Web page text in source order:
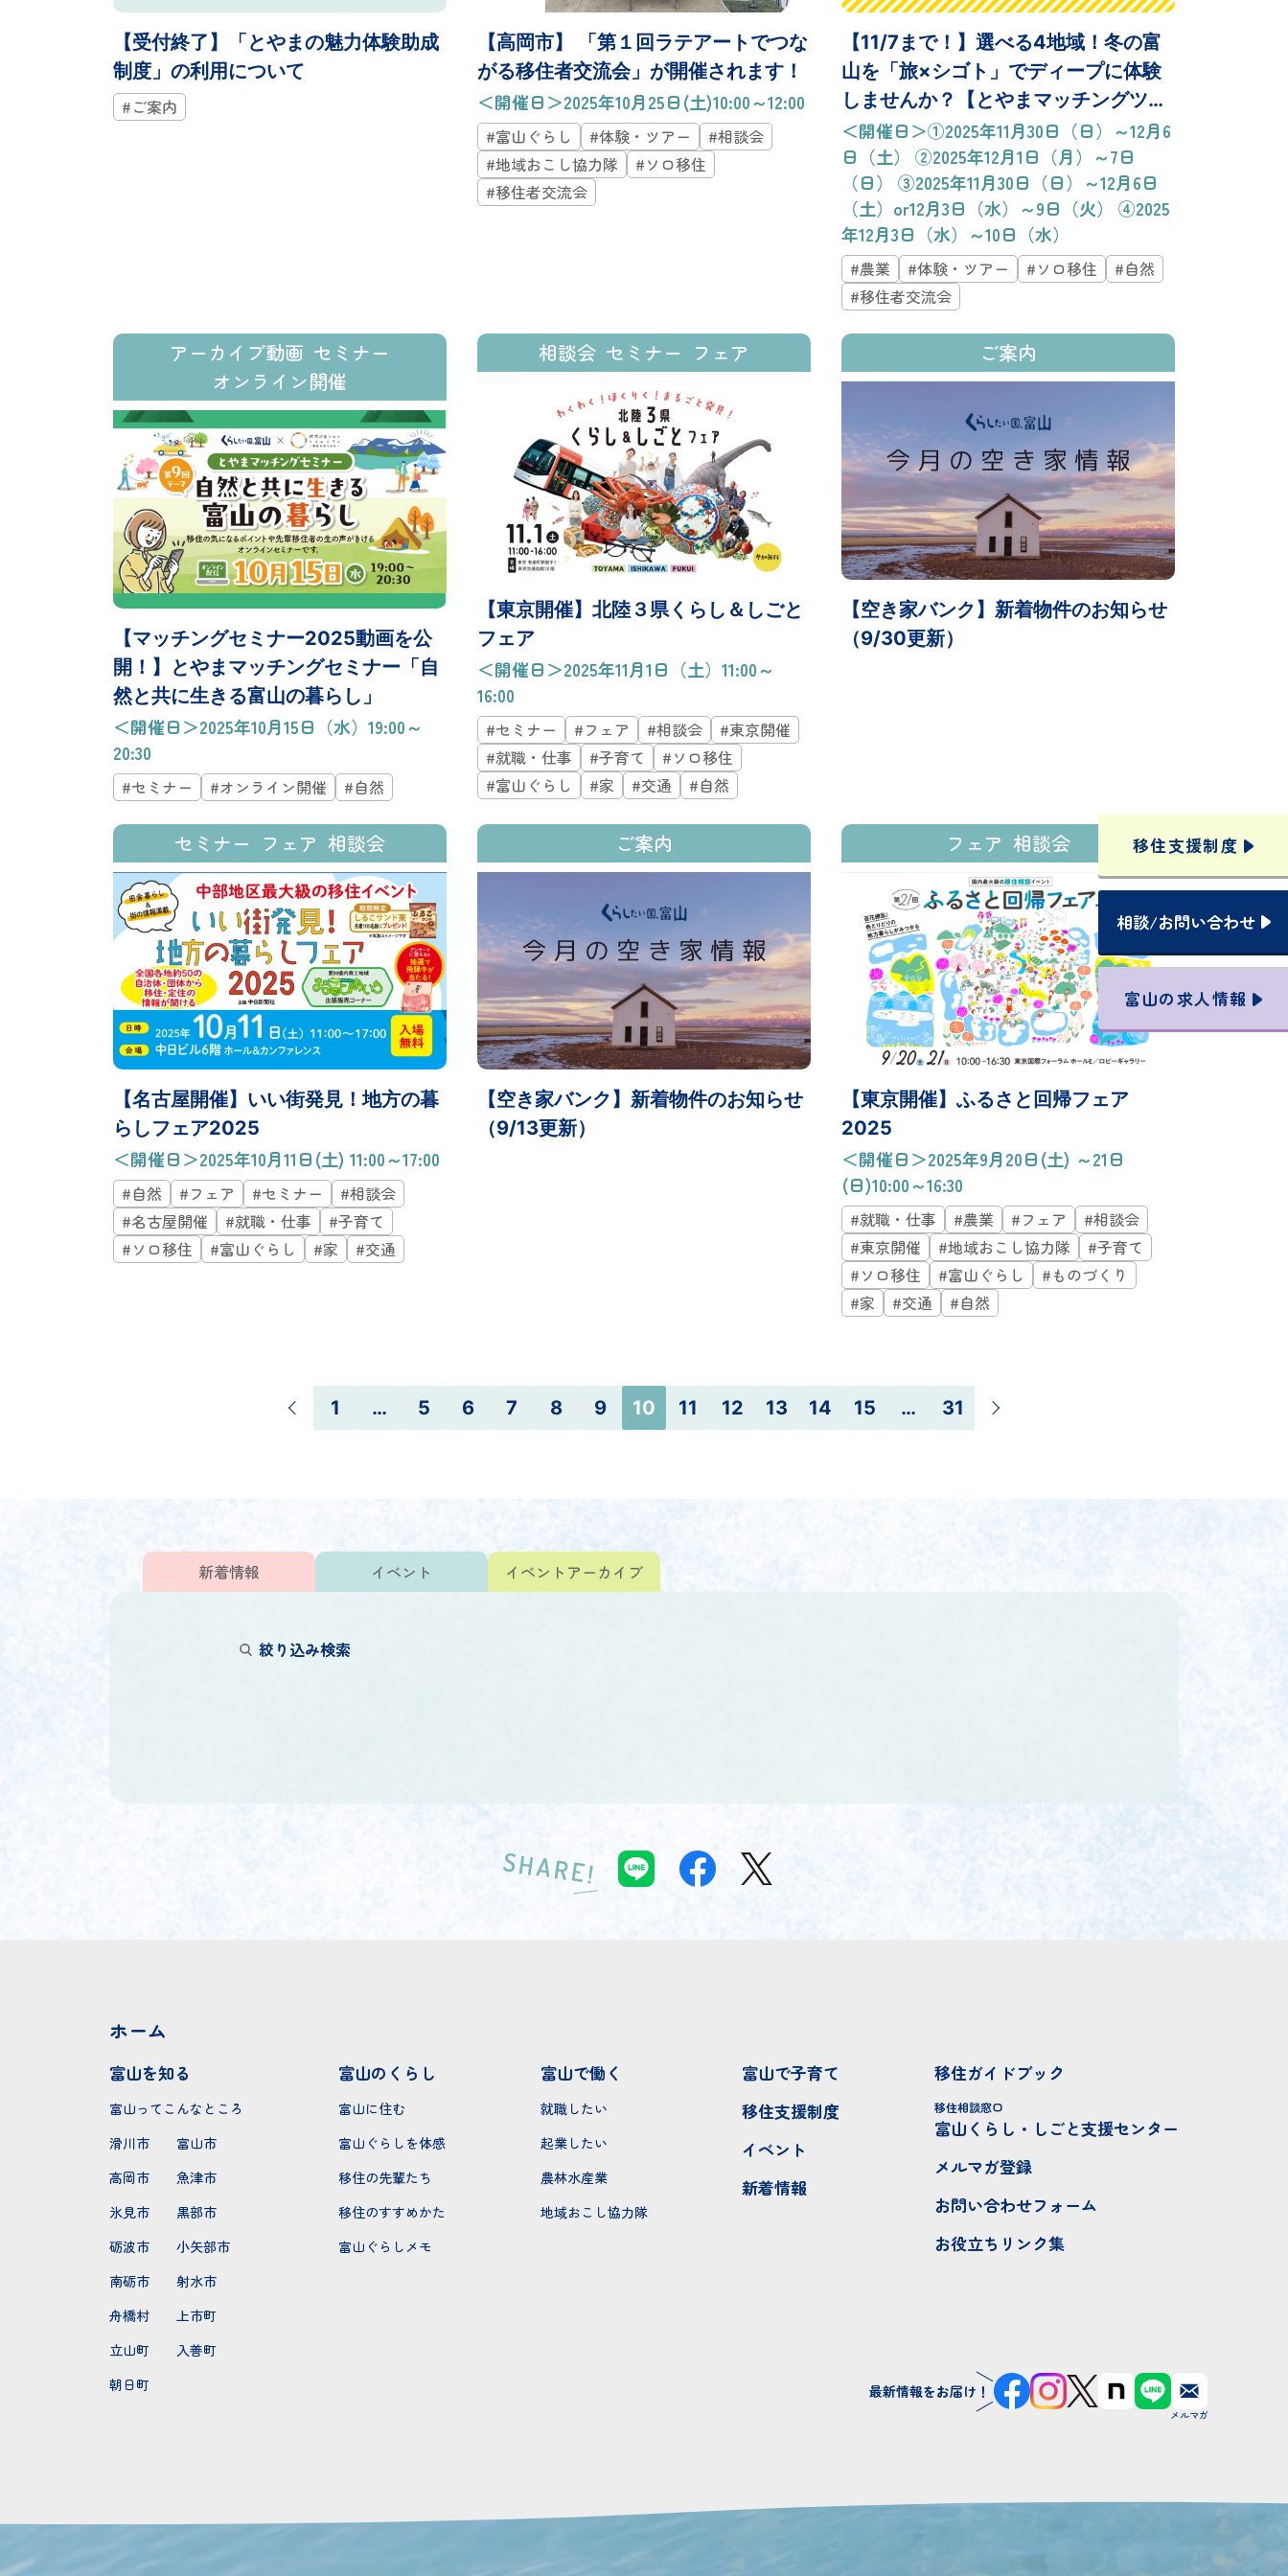
【受付終了】「とやまの魅力体験助成
制度」の利用について
#ご案内
【高岡市】 「第１回ラテアートでつな
がる移住者交流会」が開催されます！
＜開催日＞2025年10月25日(土)10:00～12:00
#富山ぐらし #体験・ツアー
#相談会
#地域おこし協力隊
#ソロ移住
#移住者交流会
【11/7まで！】選べる4地域！冬の富
山を「旅×シゴト」でディープに体験
しませんか？【とやまマッチングツア
ー】
＜開催日＞①2025年11月30日（日）～12月6
日（土） ②2025年12月1日（月）～7日
（日） ③2025年11月30日（日）～12月6日
（土）or12月3日（水）～9日（火） ④2025
年12月3日（水）～10日（水）
#農業 #体験・ツアー #ソロ移住
#自然
#移住者交流会
アーカイブ動画 セミナー
オンライン開催
【マッチングセミナー2025動画を公
開！】とやまマッチングセミナー「自
然と共に生きる富山の暮らし」
＜開催日＞2025年10月15日（水）19:00～
20:30
#セミナー #オンライン開催 #自然
相談会 セミナー フェア
【東京開催】北陸３県くらし＆しごと
フェア
＜開催日＞2025年11月1日（土）11:00～
16:00
#セミナー #フェア #相談会
#東京開催
#就職・仕事
#子育て
#ソロ移住
#富山ぐらし
#家 #交通 #自然
ご案内
【空き家バンク】新着物件のお知らせ
（9/30更新）
セミナー フェア 相談会
【名古屋開催】いい街発見！地方の暮
らしフェア2025
＜開催日＞2025年10月11日(土) 11:00～17:00
#自然 #フェア #セミナー
#相談会
#名古屋開催
#就職・仕事
#子育て
#ソロ移住
#富山ぐらし #家 #交通
ご案内
【空き家バンク】新着物件のお知らせ
（9/13更新）
フェア 相談会
【東京開催】ふるさと回帰フェア
2025
＜開催日＞2025年9月20日(土) ～21日
(日)10:00～16:30
#就職・仕事 #農業 #フェア
#相談会
#東京開催
#地域おこし協力隊
#子育て
#ソロ移住
#富山ぐらし
#ものづくり
#家
#交通 #自然
1 … 5 6 7 8 9 10 11 12 13 14 15 … 31
新着情報 イベント イベント アーカイブ
絞り込み検索
SHARE!
移住支援制度
相談/お問い合わせ
富山の求人情報
ホーム
富山を知る
富山ってこんなところ
滑川市
富山市
高岡市
魚津市
氷見市
黒部市
砺波市
小矢部市
南砺市
射水市
舟橋村
上市町
立山町
入善町
朝日町
富山のくらし
富山に住む
富山ぐらしを体感
移住の先輩たち
移住のすすめかた
富山ぐらしメモ
富山で働く
就職したい
起業したい
農林水産業
地域おこし協力隊
富山で子育て
移住支援制度
イベント
新着情報
移住ガイドブック
移住相談窓口
富山くらし・しごと支援センター
メルマガ登録
お問い合わせフォーム
お役立ちリンク集
最新情報をお届け！